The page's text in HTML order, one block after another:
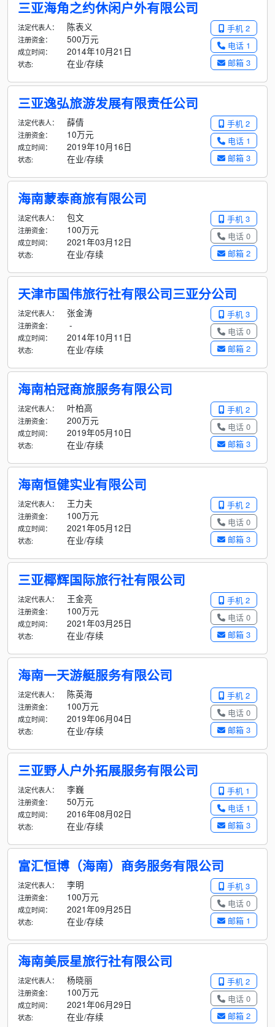
三亚海角之约休闲户外有限公司
手机 2
电话 1
邮箱 3
法定代表人： 陈表义
注册资金： 500万元
成立时间： 2014年10月21日
状态: 在业/存续
三亚逸弘旅游发展有限责任公司
手机 2
电话 1
邮箱 3
法定代表人： 薛倩
注册资金： 10万元
成立时间： 2019年10月16日
状态: 在业/存续
海南蒙泰商旅有限公司
手机 3
电话 0
邮箱 2
法定代表人： 包文
注册资金： 100万元
成立时间： 2021年03月12日
状态: 在业/存续
天津市国伟旅行社有限公司三亚分公司
手机 3
电话 0
邮箱 2
法定代表人： 张金涛
注册资金： -
成立时间： 2014年10月11日
状态: 在业/存续
海南柏冠商旅服务有限公司
手机 2
电话 0
邮箱 3
法定代表人： 叶柏高
注册资金： 200万元
成立时间： 2019年05月10日
状态: 在业/存续
海南恒健实业有限公司
手机 2
电话 0
邮箱 3
法定代表人： 王力夫
注册资金： 100万元
成立时间： 2021年05月12日
状态: 在业/存续
三亚椰辉国际旅行社有限公司
手机 2
电话 0
邮箱 3
法定代表人： 王金亮
注册资金： 100万元
成立时间： 2021年03月25日
状态: 在业/存续
海南一天游艇服务有限公司
手机 2
电话 0
邮箱 3
法定代表人： 陈英海
注册资金： 100万元
成立时间： 2019年06月04日
状态: 在业/存续
三亚野人户外拓展服务有限公司
手机 1
电话 1
邮箱 3
法定代表人： 李巍
注册资金： 50万元
成立时间： 2016年08月02日
状态: 在业/存续
富汇恒博（海南）商务服务有限公司
手机 3
电话 0
邮箱 1
法定代表人： 李明
注册资金： 100万元
成立时间： 2021年09月25日
状态: 在业/存续
海南美辰星旅行社有限公司
手机 2
电话 0
邮箱 2
法定代表人： 杨晓丽
注册资金： 100万元
成立时间： 2021年06月29日
状态: 在业/存续